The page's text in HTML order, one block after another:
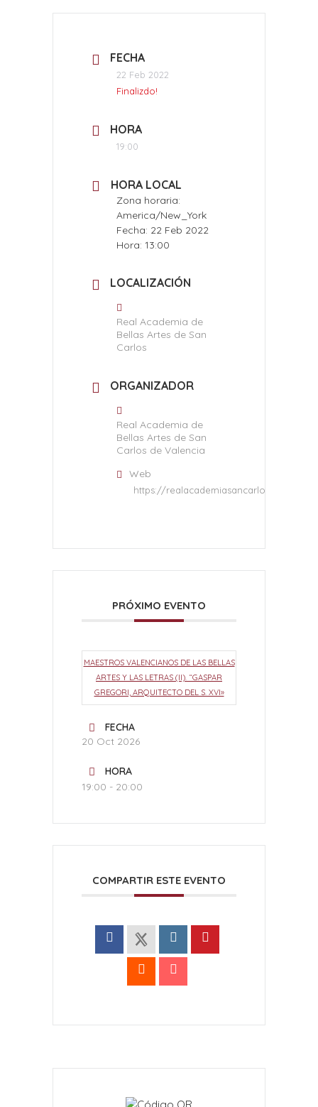
FECHA
22 Feb 2022
Finalizdo!
HORA
19:00
HORA LOCAL
Zona horaria:
America/New_York
Fecha: 22 Feb 2022
Hora: 13:00
LOCALIZACIÓN
Real Academia de
Bellas Artes de San
Carlos
ORGANIZADOR
Real Academia de
Bellas Artes de San
Carlos de Valencia
Web
https://realacademiasancarlos.com/
PRÓXIMO EVENTO
MAESTROS VALENCIANOS DE LAS BELLAS
ARTES Y LAS LETRAS (II). “GASPAR
GREGORI, ARQUITECTO DEL S. XVI»
FECHA
20 Oct 2026
HORA
19:00 - 20:00
COMPARTIR ESTE EVENTO